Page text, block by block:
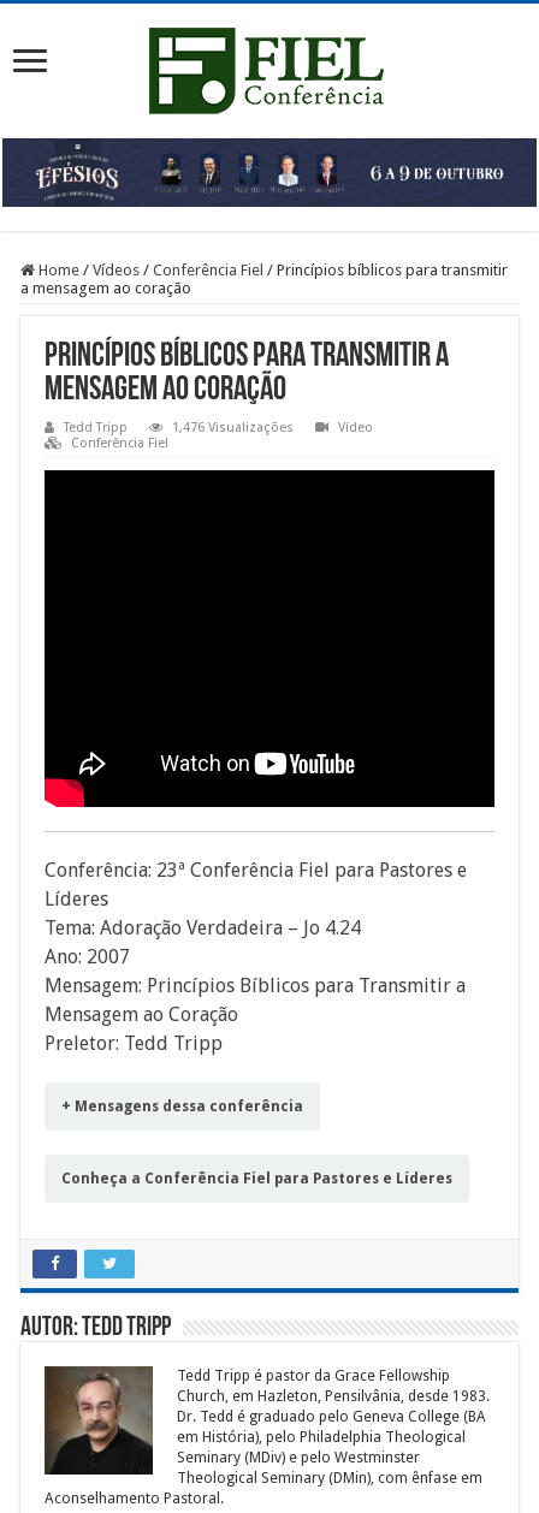
Home / Vídeos / Conferência Fiel / Princípios bíblicos para transmitir
a mensagem ao coração
Princípios bíblicos para transmitir a
mensagem ao coração
Tedd Tripp 1,476 Visualizações
Vídeo
Conferência Fiel
Conferência: 23ª Conferência Fiel para Pastores e
Líderes
Tema: Adoração Verdadeira – Jo 4.24
Ano: 2007
Mensagem: Princípios Bíblicos para Transmitir a
Mensagem ao Coração
Preletor: Tedd Tripp
+ Mensagens dessa conferência
Conheça a Conferência Fiel para Pastores e Líderes
Autor: Tedd Tripp
Tedd Tripp é pastor da Grace Fellowship
Church, em Hazleton, Pensilvânia, desde 1983.
Dr. Tedd é graduado pelo Geneva College (BA
em História), pelo Philadelphia Theological
Seminary (MDiv) e pelo Westminster
Theological Seminary (DMin), com ênfase em
Aconselhamento Pastoral.